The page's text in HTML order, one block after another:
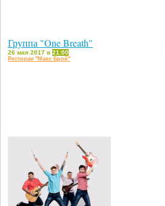
Группа "One Breath"
26 мая 2017 в 21:00
Ресторан "Макс Брой"